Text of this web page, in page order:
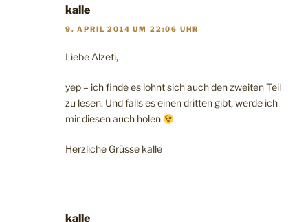
kalle
9. APRIL 2014 UM 22:06 UHR
Liebe Alzeti,
yep – ich finde es lohnt sich auch den zweiten Teil
zu lesen. Und falls es einen dritten gibt, werde ich
mir diesen auch holen
Herzliche Grüsse kalle
kalle